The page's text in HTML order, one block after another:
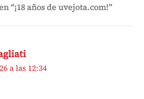
“¡18 años de uvejota.com!”
a las 12:34